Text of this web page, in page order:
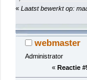
« Laatst bewerkt op:
webmaster
Administrator
« Reactie